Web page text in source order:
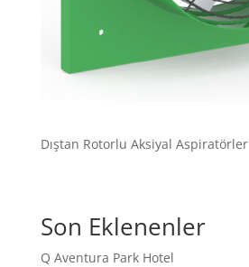
Dıştan Rotorlu Aksiyal Aspiratörler
Son Eklenenler
Q Aventura Park Hotel